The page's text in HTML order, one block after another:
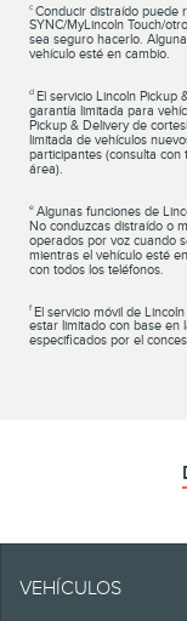
c Conducir distraído puede
SYNC/MyLincoln Touch/
sea seguro hacerlo.
vehículo esté en cambio.
d El servicio Lincoln Pickup
garantía limitada para
Pickup & Delivery de
limitada de vehículos
participantes (consulta con
área).
e Algunas funciones de
No conduzcas distraído o
operados por voz cuando
mientras el vehículo esté
con todos los teléfonos.
f El servicio móvil de
estar limitado con base en
especificados por el
Ten en
VEHÍCULOS